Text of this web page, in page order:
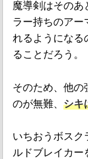
魔導剣はそのあ
ラー持ちのアー
れるようになる
ることだろう。
そのため、他の
のが無難、 シキ
いちおうボスク
ルドブレイカー